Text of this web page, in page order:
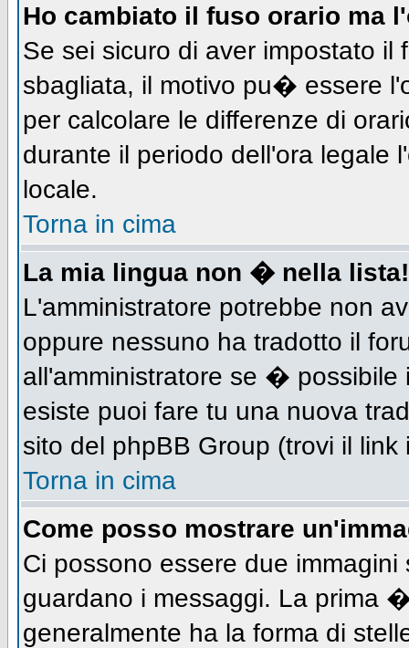
Ho cambiato il fuso orario ma
Se sei sicuro di aver impostato
sbagliata, il motivo pu� essere
per calcolare le differenze di
durante il periodo dell'ora legale
locale.
Torna in cima
La mia lingua non � nella lista!
L'amministratore potrebbe non
oppure nessuno ha tradotto il
all'amministratore se � possibile
esiste puoi fare tu una nuova
sito del phpBB Group (trovi il
Torna in cima
Come posso mostrare
Ci possono essere due
guardano i messaggi. La prima
generalmente ha la forma di